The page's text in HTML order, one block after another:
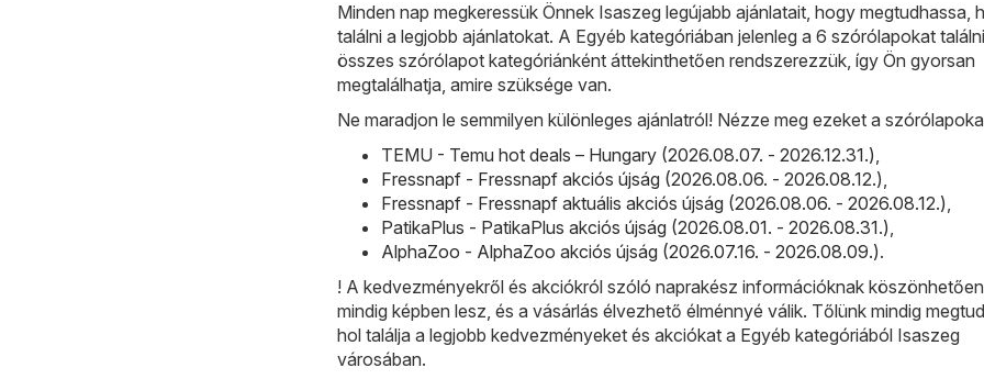
Minden nap megkeressük Önnek Isaszeg legújabb ajánlatait, hogy megtudhassa,
találni a legjobb ajánlatokat. A Egyéb kategóriában jelenleg a 6 szórólapokat
összes szórólapot kategóriánként áttekinthetően rendszerezzük, így Ön gyorsan
megtalálhatja, amire szüksége van.
Ne maradjon le semmilyen különleges ajánlatról! Nézze meg ezeket a
TEMU - Temu hot deals – Hungary (2026.08.07. - 2026.12.31.),
Fressnapf - Fressnapf akciós újság (2026.08.06. - 2026.08.12.),
Fressnapf - Fressnapf aktuális akciós újság (2026.08.06. - 2026.08.12.),
PatikaPlus - PatikaPlus akciós újság (2026.08.01. - 2026.08.31.),
AlphaZoo - AlphaZoo akciós újság (2026.07.16. - 2026.08.09.).
! A kedvezményekről és akciókról szóló naprakész információknak
mindig képben lesz, és a vásárlás élvezhető élménnyé válik. Tőlünk mindig
hol találja a legjobb kedvezményeket és akciókat a Egyéb kategóriából Isaszeg
városában.